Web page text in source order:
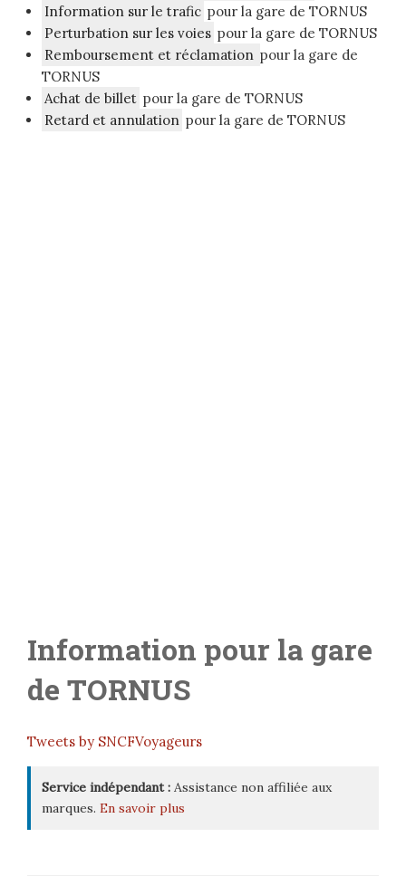
Information sur le trafic pour la gare de TORNUS
Perturbation sur les voies pour la gare de TORNUS
Remboursement et réclamation pour la gare de
TORNUS
Achat de billet pour la gare de TORNUS
Retard et annulation pour la gare de TORNUS
Information pour la gare
de TORNUS
Tweets by SNCFVoyageurs
Service indépendant : Assistance non affiliée aux
marques. En savoir plus